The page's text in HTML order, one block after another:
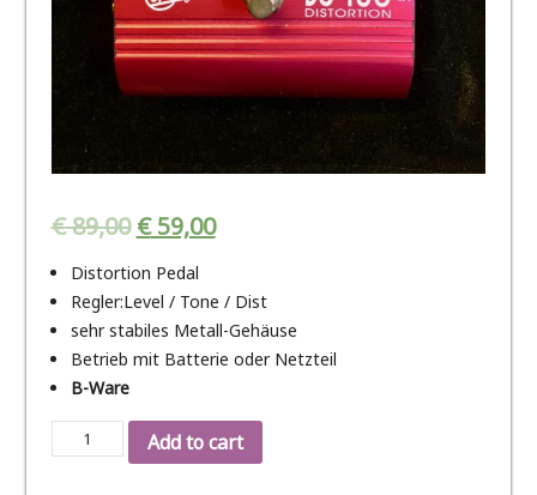
€89,00 €59,00
Distortion Pedal
Regler:Level / Tone / Dist
sehr stabiles Metall-Gehäuse
Betrieb mit Batterie oder Netzteil
B-Ware
George
Dennis
Add to cart